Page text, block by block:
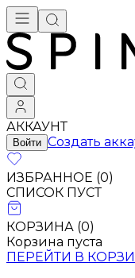
АККАУНТ
Войти Создать
ИЗБРАННОЕ (0)
СПИСОК ПУСТ
КОРЗИНА (0)
Корзина пуста
ПЕРЕЙТИ В